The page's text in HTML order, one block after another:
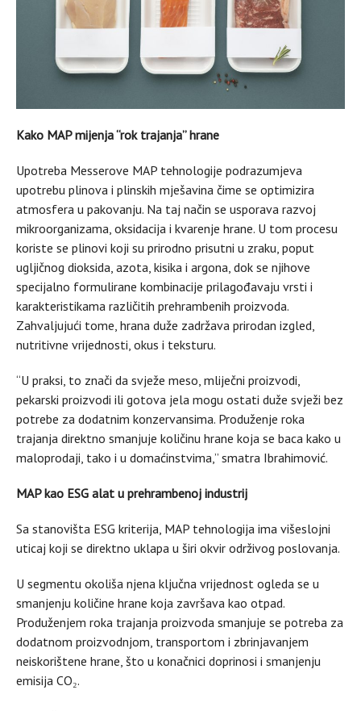
Kako MAP mijenja “rok trajanja” hrane
Upotreba Messerove MAP tehnologije podrazumjeva
upotrebu plinova i plinskih mješavina čime se optimizira
atmosfera u pakovanju. Na taj način se usporava razvoj
mikroorganizama, oksidacija i kvarenje hrane. U tom procesu
koriste se plinovi koji su prirodno prisutni u zraku, poput
ugljičnog dioksida, azota, kisika i argona, dok se njihove
specijalno formulirane kombinacije prilagođavaju vrsti i
karakteristikama različitih prehrambenih proizvoda.
Zahvaljujući tome, hrana duže zadržava prirodan izgled,
nutritivne vrijednosti, okus i teksturu.
“U praksi, to znači da svježe meso, mliječni proizvodi,
pekarski proizvodi ili gotova jela mogu ostati duže svježi bez
potrebe za dodatnim konzervansima. Produženje roka
trajanja direktno smanjuje količinu hrane koja se baca kako u
maloprodaji, tako i u domaćinstvima,” smatra Ibrahimović.
MAP kao ESG alat u prehrambenoj industrij
Sa stanovišta ESG kriterija, MAP tehnologija ima višeslojni
uticaj koji se direktno uklapa u širi okvir održivog poslovanja.
U segmentu okoliša njena ključna vrijednost ogleda se u
smanjenju količine hrane koja završava kao otpad.
Produženjem roka trajanja proizvoda smanjuje se potreba za
dodatnom proizvodnjom, transportom i zbrinjavanjem
neiskorištene hrane, što u konačnici doprinosi i smanjenju
emisija CO₂.